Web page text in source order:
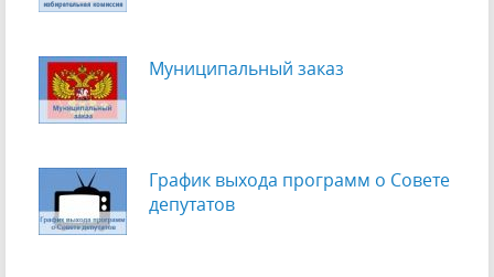
Муниципальный заказ
График выхода программ о Cовете
депутатов